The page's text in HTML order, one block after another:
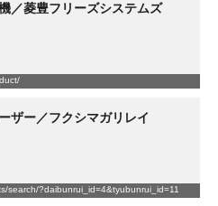
／菱豊フリーズシステムズ
ザー／フクシマガリレイ
search/?daibunrui_id=4&tyubunrui_id=11